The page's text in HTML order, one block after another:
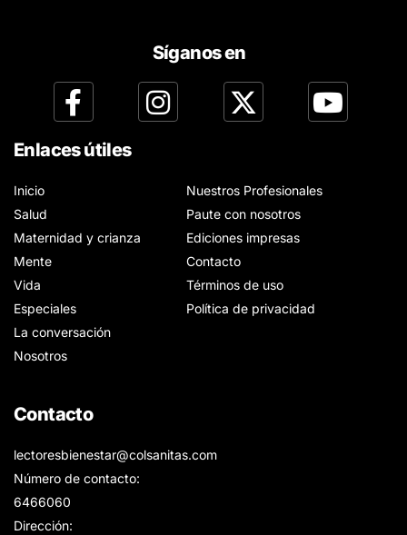
Síganos en
Enlaces útiles
Inicio
Salud
Maternidad y crianza
Mente
Vida
Especiales
La conversación
Nosotros
Nuestros Profesionales
Paute con nosotros
Ediciones impresas
Contacto
Términos de uso
Política de privacidad
Contacto
lectoresbienestar@colsanitas.com
Número de contacto:
6466060
Dirección: